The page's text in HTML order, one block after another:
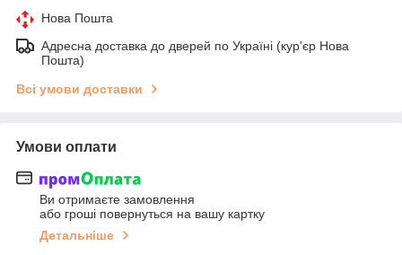
Нова Пошта
Адресна доставка до дверей по Україні (кур'єр Нова
Пошта)
Всі умови доставки
Умови оплати
Ви отримаєте замовлення
або гроші повернуться на вашу картку
Детальніше